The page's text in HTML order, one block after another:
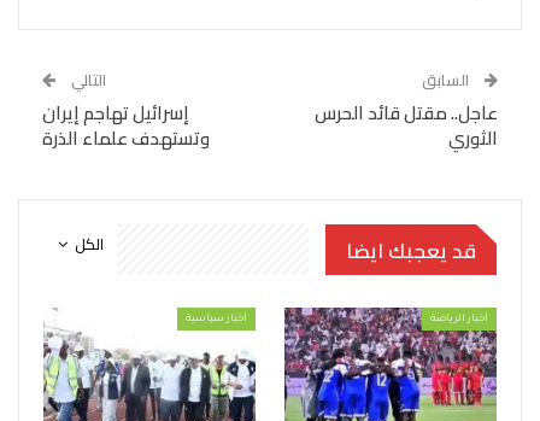
السابق
عاجل.. مقتل قائد الحرس
الثوري
التالي
إسرائيل تهاجم إيران
وتستهدف علماء الذرة
الكل قد يعجبك ايضا
أخبار الرياضة أخبار سياسية